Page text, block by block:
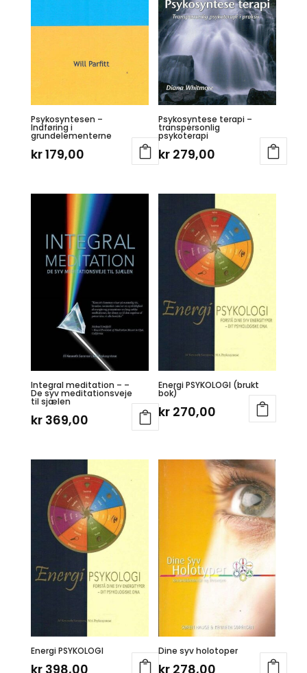
Psykosyntesen –
Indføring i
grundelementerne
kr179,00
Psykosyntese terapi –
transpersonlig
psykoterapi
kr 279,00
Integral meditation – –
De syv meditationsveje
til sjælen
kr369,00
Energi PSYKOLOGI (brukt
bok)
kr 270,00
Energi PSYKOLOGI
kr398,00
Dine syv holotoper
kr 278,00